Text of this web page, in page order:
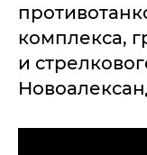
комплекса,
и